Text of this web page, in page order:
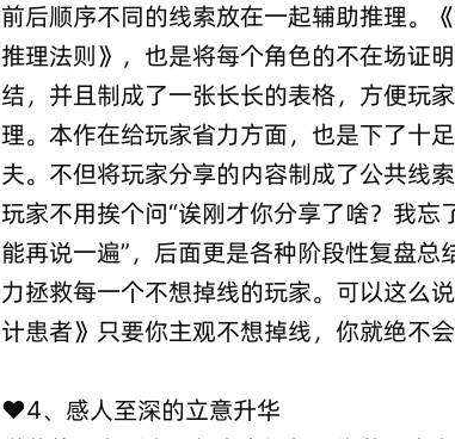
前后顺序不同的线索放在一起辅助推理。
推理法则》，也是将每个角色的不在场证
结，并且制成了一张长长的表格，方便玩
理。本作在给玩家省力方面，也是下了十
夫。不但将玩家分享的内容制成了公共线
玩家不用挨个问“诶刚才你分享了啥？我忘
能再说一遍”，后面更是各种阶段性复盘总
力拯救每一个不想掉线的玩家。可以这么
计患者》只要你主观不想掉线，你就绝不会
❤️4、感人至深的立意升华